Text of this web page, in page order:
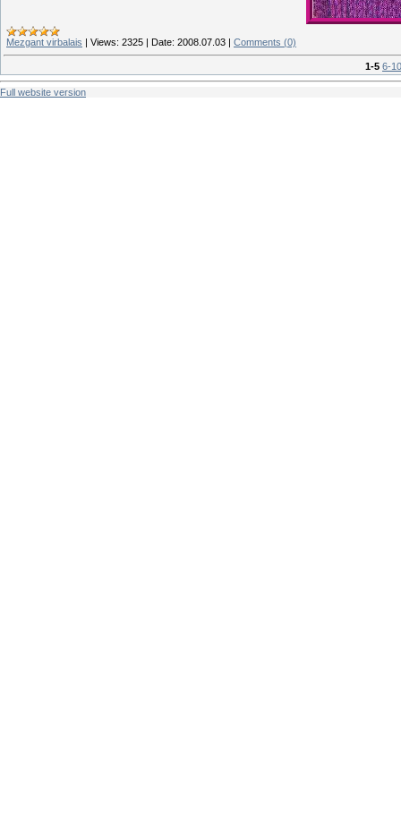
Mezgant virbalais | Views: 2325 | Date: 2008.07.03 | Comments (0)
1-5 6-10
Full website version